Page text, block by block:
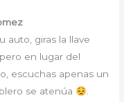
auto, giras la llave
en lugar del
escuchas apenas un
se atenúa
.